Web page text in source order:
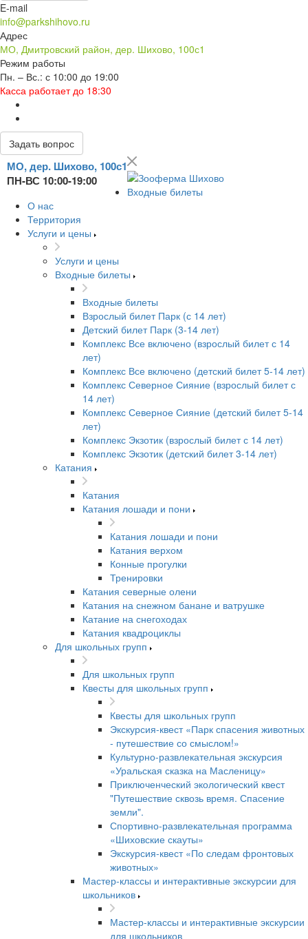
E-mail
info@parkshihovo.ru
Адрес
МО, Дмитровский район, дер. Шихово, 100с1
Режим работы
Пн. – Вс.: с 10:00 до 19:00
Касса работает до 18:30
Задать вопрос
МО, дер. Шихово, 100с1
ПН-ВС 10:00-19:00
Входные билеты
О нас
Территория
Услуги и цены
Услуги и цены
Входные билеты
Входные билеты
Взрослый билет Парк (с 14 лет)
Детский билет Парк (3-14 лет)
Комплекс Все включено (взрослый билет с 14
лет)
Комплекс Все включено (детский билет 5-14 лет)
Комплекс Северное Сияние (взрослый билет с
14 лет)
Комплекс Северное Сияние (детский билет 5-14
лет)
Комплекс Экзотик (взрослый билет с 14 лет)
Комплекс Экзотик (детский билет 3-14 лет)
Катания
Катания
Катания лошади и пони
Катания лошади и пони
Катания верхом
Конные прогулки
Тренировки
Катания северные олени
Катания на снежном банане и ватрушке
Катание на снегоходах
Катания квадроциклы
Для школьных групп
Для школьных групп
Квесты для школьных групп
Квесты для школьных групп
Экскурсия-квест «Парк спасения животных
- путешествие со смыслом!»
Культурно-развлекательная экскурсия
«Уральская сказка на Масленицу»
Приключенческий экологический квест
"Путешествие сквозь время. Спасение
земли".
Спортивно-развлекательная программа
«Шиховские скауты»
Экскурсия-квест «По следам фронтовых
животных»
Мастер-классы и интерактивные экскурсии для
школьников
Мастер-классы и интерактивные экскурсии
для школьников